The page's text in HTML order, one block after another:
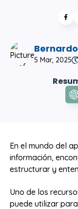
5 Mar, 2025
En el mundo del
información,
estructurar y
Uno de los
puede utilizar